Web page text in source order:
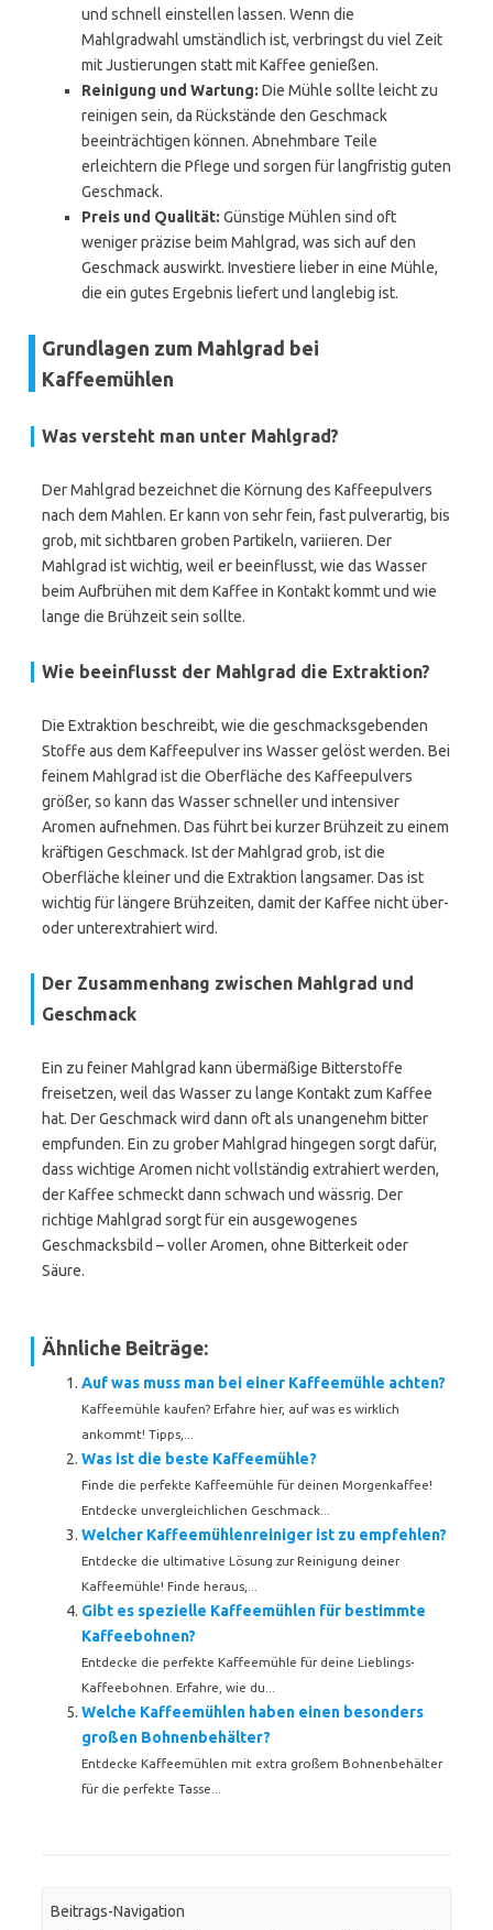
und schnell einstellen lassen. Wenn die
Mahlgradwahl umständlich ist, verbringst du viel Zeit
mit Justierungen statt mit Kaffee genießen.
Reinigung und Wartung: Die Mühle sollte leicht zu
reinigen sein, da Rückstände den Geschmack
beeinträchtigen können. Abnehmbare Teile
erleichtern die Pflege und sorgen für langfristig guten
Geschmack.
Preis und Qualität: Günstige Mühlen sind oft
weniger präzise beim Mahlgrad, was sich auf den
Geschmack auswirkt. Investiere lieber in eine Mühle,
die ein gutes Ergebnis liefert und langlebig ist.
Grundlagen zum Mahlgrad bei
Kaffeemühlen
Was versteht man unter Mahlgrad?
Der Mahlgrad bezeichnet die Körnung des Kaffeepulvers
nach dem Mahlen. Er kann von sehr fein, fast pulverartig, bis
grob, mit sichtbaren groben Partikeln, variieren. Der
Mahlgrad ist wichtig, weil er beeinflusst, wie das Wasser
beim Aufbrühen mit dem Kaffee in Kontakt kommt und wie
lange die Brühzeit sein sollte.
Wie beeinflusst der Mahlgrad die Extraktion?
Die Extraktion beschreibt, wie die geschmacksgebenden
Stoffe aus dem Kaffeepulver ins Wasser gelöst werden. Bei
feinem Mahlgrad ist die Oberfläche des Kaffeepulvers
größer, so kann das Wasser schneller und intensiver
Aromen aufnehmen. Das führt bei kurzer Brühzeit zu einem
kräftigen Geschmack. Ist der Mahlgrad grob, ist die
Oberfläche kleiner und die Extraktion langsamer. Das ist
wichtig für längere Brühzeiten, damit der Kaffee nicht über-
oder unterextrahiert wird.
Der Zusammenhang zwischen Mahlgrad und
Geschmack
Ein zu feiner Mahlgrad kann übermäßige Bitterstoffe
freisetzen, weil das Wasser zu lange Kontakt zum Kaffee
hat. Der Geschmack wird dann oft als unangenehm bitter
empfunden. Ein zu grober Mahlgrad hingegen sorgt dafür,
dass wichtige Aromen nicht vollständig extrahiert werden,
der Kaffee schmeckt dann schwach und wässrig. Der
richtige Mahlgrad sorgt für ein ausgewogenes
Geschmacksbild – voller Aromen, ohne Bitterkeit oder
Säure.
Ähnliche Beiträge:
Auf was muss man bei einer Kaffeemühle achten?
Kaffeemühle kaufen? Erfahre hier, auf was es wirklich
ankommt! Tipps,...
Was ist die beste Kaffeemühle?
Finde die perfekte Kaffeemühle für deinen Morgenkaffee!
Entdecke unvergleichlichen Geschmack...
Welcher Kaffeemühlenreiniger ist zu empfehlen?
Entdecke die ultimative Lösung zur Reinigung deiner
Kaffeemühle! Finde heraus,...
Gibt es spezielle Kaffeemühlen für bestimmte
Kaffeebohnen?
Entdecke die perfekte Kaffeemühle für deine Lieblings-
Kaffeebohnen. Erfahre, wie du...
Welche Kaffeemühlen haben einen besonders
großen Bohnenbehälter?
Entdecke Kaffeemühlen mit extra großem Bohnenbehälter
für die perfekte Tasse...
Beitrags-Navigation